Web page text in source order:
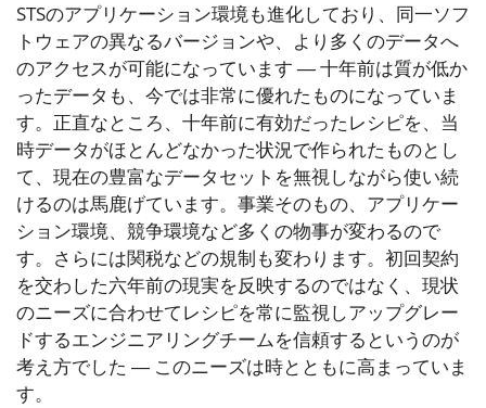
STSのアプリケーション環境も進化しており、同一ソフ
トウェアの異なるバージョンや、より多くのデータへ
のアクセスが可能になっています ― 十年前は質が低か
ったデータも、今では非常に優れたものになっていま
す。正直なところ、十年前に有効だったレシピを、当
時データがほとんどなかった状況で作られたものとし
て、現在の豊富なデータセットを無視しながら使い続
けるのは馬鹿げています。事業そのもの、アプリケー
ション環境、競争環境など多くの物事が変わるので
す。さらには関税などの規制も変わります。初回契約
を交わした六年前の現実を反映するのではなく、現状
のニーズに合わせてレシピを常に監視しアップグレー
ドするエンジニアリングチームを信頼するというのが
考え方でした ― このニーズは時とともに高まっていま
す。